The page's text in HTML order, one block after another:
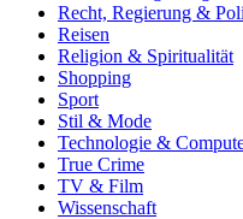
Recht, Regierung &
Reisen
Religion & Spiritualität
Shopping
Sport
Stil & Mode
Technologie &
True Crime
TV & Film
Wissenschaft